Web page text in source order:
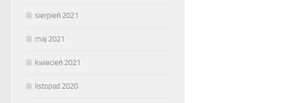
sierpień 2021
maj 2021
kwiecień 2021
listopad 2020